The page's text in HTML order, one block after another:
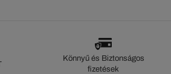
Könnyű és Biztonságos
fizetések